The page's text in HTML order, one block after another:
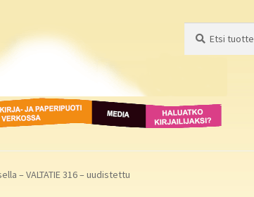
ja
verkossa
Media
Haluatko
kirjailijaksi?
– VALTATIE 316 – uudistettu